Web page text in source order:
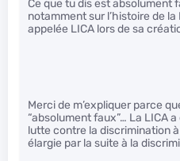
Ce que tu dis est absolument
notamment sur l’histoire de
appelée LICA lors de sa
Merci de m’expliquer parce
“absolument faux”… La LICA
lutte contre la discrimination
élargie par la suite à la